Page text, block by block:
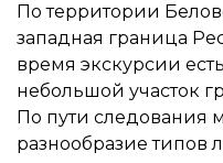
По территории
западная граница
время экскурсии
небольшой участок
По пути следования
разнообразие типов